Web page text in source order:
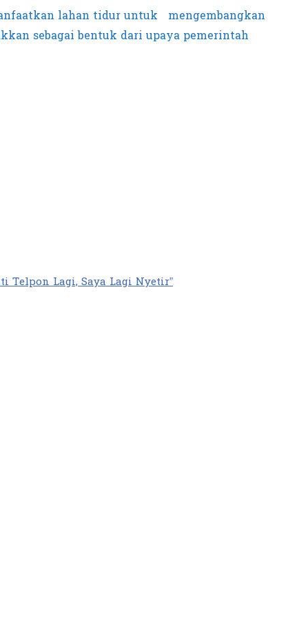
lahan tidur untuk mengembangkan
sebagai bentuk dari upaya pemerintah
Telpon Lagi, Saya Lagi Nyetir”